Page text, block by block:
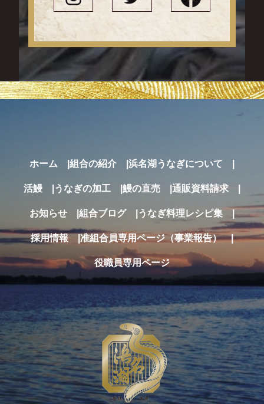
ホーム 組合の紹介 浜名湖うなぎについて
活鰻 うなぎの加工 鰻の直売 通販資料請求
お知らせ 組合ブログ うなぎ料理レシピ集
採用情報 准組合員専用ページ（事業報告）
役職員専用ページ